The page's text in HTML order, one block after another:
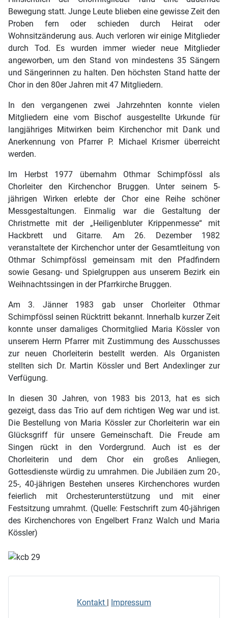
Bewegung statt. Junge Leute blieben eine gewisse Zeit den
Proben fern oder schieden durch Heirat oder
Wohnsitzänderung aus. Auch verloren wir einige Mitglieder
durch Tod. Es wurden immer wieder neue Mitglieder
angeworben, um den Stand von mindestens 35 Sängern
und Sängerinnen zu halten. Den höchsten Stand hatte der
Chor in den 80er Jahren mit 47 Mitgliedern.
In den vergangenen zwei Jahrzehnten konnte vielen
Mitgliedern eine vom Bischof ausgestellte Urkunde für
langjähriges Mitwirken beim Kirchenchor mit Dank und
Anerkennung von Pfarrer P. Michael Krismer überreicht
werden.
Im Herbst 1977 übernahm Othmar Schimpfössl als
Chorleiter den Kirchenchor Bruggen. Unter seinem 5-
jährigen Wirken erlebte der Chor eine Reihe schöner
Messgestaltungen. Einmalig war die Gestaltung der
Christmette mit der „Heiligenbluter Krippenmesse“ mit
Hackbrett und Gitarre. Am 26. Dezember 1982
veranstaltete der Kirchenchor unter der Gesamtleitung von
Othmar Schimpfössl gemeinsam mit den Pfadfindern
sowie Gesang- und Spielgruppen aus unserem Bezirk ein
Weihnachtssingen in der Pfarrkirche Bruggen.
Am 3. Jänner 1983 gab unser Chorleiter Othmar
Schimpfössl seinen Rücktritt bekannt. Innerhalb kurzer Zeit
konnte unser damaliges Chormitglied Maria Kössler von
unserem Herrn Pfarrer mit Zustimmung des Ausschusses
zur neuen Chorleiterin bestellt werden. Als Organisten
stellten sich Dr. Martin Kössler und Bert Andexlinger zur
Verfügung.
In diesen 30 Jahren, von 1983 bis 2013, hat es sich
gezeigt, dass das Trio auf dem richtigen Weg war und ist.
Die Bestellung von Maria Kössler zur Chorleiterin war ein
Glücksgriff für unsere Gemeinschaft. Die Freude am
Singen rückt in den Vordergrund. Auch ist es der
Chorleiterin und dem Chor ein großes Anliegen,
Gottesdienste würdig zu umrahmen. Die Jubiläen zum 20-,
25-, 40-jährigen Bestehen unseres Kirchenchores wurden
feierlich mit Orchesterunterstützung und mit einer
Festsitzung umrahmt. (Quelle: Festschrift zum 40-jährigen
des Kirchenchores von Engelbert Franz Walch und Maria
Kössler)
Kontakt Impressum